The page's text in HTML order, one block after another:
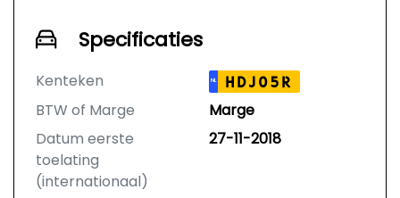
Specificaties
Kenteken NL HDJ05R
BTW of Marge
Marge
Datum eerste
toelating
(internationaal)
27-11-2018